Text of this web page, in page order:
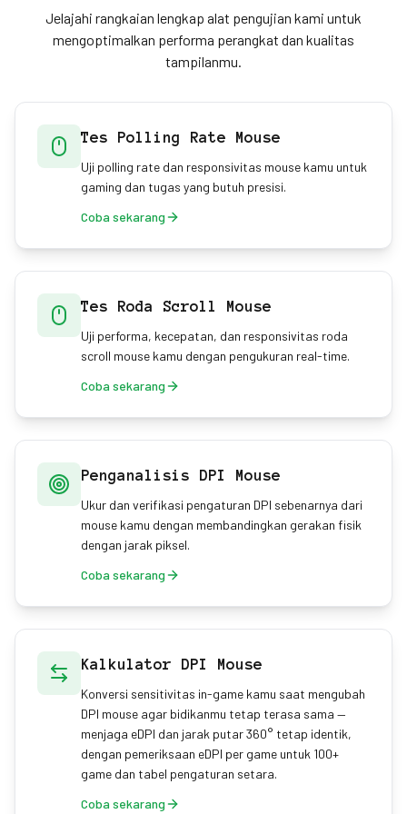
stempel waktu event — dan Chrome bisa
menggabungkan beberapa event mouse, yang dapat
menggelembungkan pembacaan. Untuk pengukuran
Jelajahi rangkaian lengkap alat pengujian kami untuk
mengoptimalkan performa perangkat dan kualitas
tampilanmu.
Tes Polling Rate Mouse
Uji polling rate dan responsivitas mouse kamu untuk
gaming dan tugas yang butuh presisi.
Coba sekarang
Tes Roda Scroll Mouse
Uji performa, kecepatan, dan responsivitas roda
scroll mouse kamu dengan pengukuran real-time.
Coba sekarang
Penganalisis DPI Mouse
Ukur dan verifikasi pengaturan DPI sebenarnya dari
mouse kamu dengan membandingkan gerakan fisik
dengan jarak piksel.
Coba sekarang
Kalkulator DPI Mouse
Konversi sensitivitas in-game kamu saat mengubah
DPI mouse agar bidikanmu tetap terasa sama —
menjaga eDPI dan jarak putar 360° tetap identik,
dengan pemeriksaan eDPI per game untuk 100+
game dan tabel pengaturan setara.
Coba sekarang